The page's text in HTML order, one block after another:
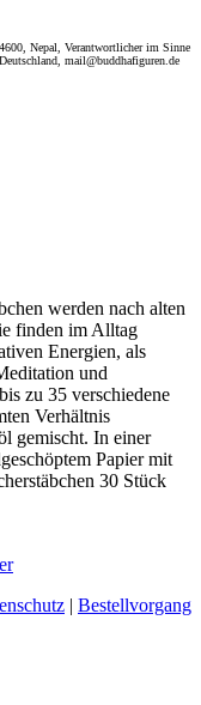
Nepal, Verantwortlicher im Sinne
mail@buddhafiguren.de
werden nach alten
finden im Alltag
Energien, als
und
zu 35 verschiedene
Verhältnis
gemischt. In einer
Papier mit
30 Stück
| Bestellvorgang